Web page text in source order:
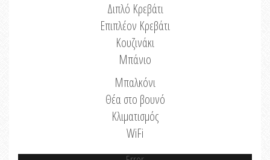
Διπλό Κρεβάτι
Επιπλέον Κρεβάτι
Κουζινάκι
Μπάνιο
Μπαλκόνι
Θέα στο βουνό
Κλιματισμός
WiFi